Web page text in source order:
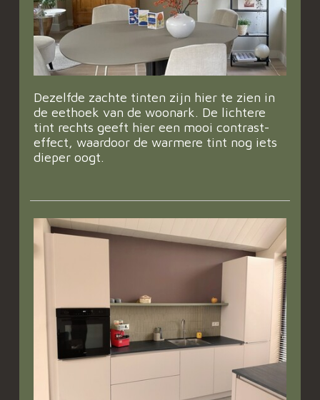
Dezelfde zachte tinten zijn hier te zien in
de eethoek van de woonark. De lichtere
tint rechts geeft hier een mooi contrast-
effect, waardoor de warmere tint nog iets
dieper oogt.